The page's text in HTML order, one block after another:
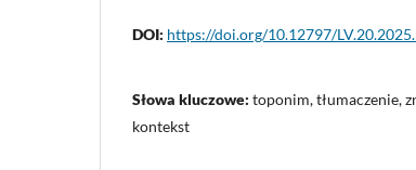
DOI: https://doi.org/10.12797/
Słowa kluczowe: toponim, tłumaczenie,
kontekst